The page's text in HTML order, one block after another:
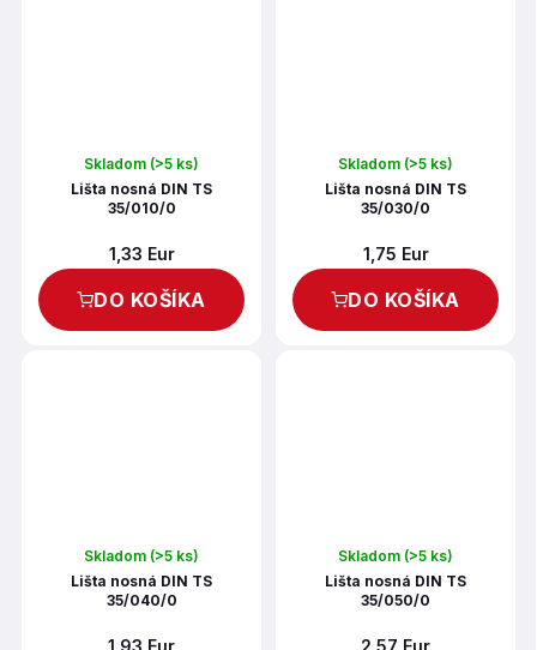
Skladom (>5 ks)
Lišta nosná DIN TS
35/010/0
1,33 Eur
DO KOŠÍKA
Skladom (>5 ks)
Lišta nosná DIN TS
35/030/0
1,75 Eur
DO KOŠÍKA
Skladom (>5 ks)
Lišta nosná DIN TS
35/040/0
1,93 Eur
Skladom (>5 ks)
Lišta nosná DIN TS
35/050/0
2,57 Eur